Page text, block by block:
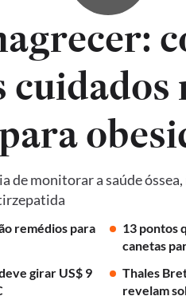
de monitorar a saúde
remédios para
13 pontos
canetas
girar US$ 9
Thales
revelam